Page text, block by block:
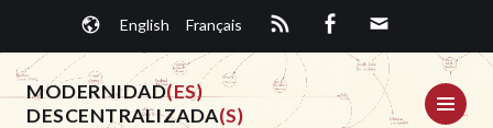
contenido.
English Français
MODERNIDAD(ES)
DESCENTRALIZADA(S)